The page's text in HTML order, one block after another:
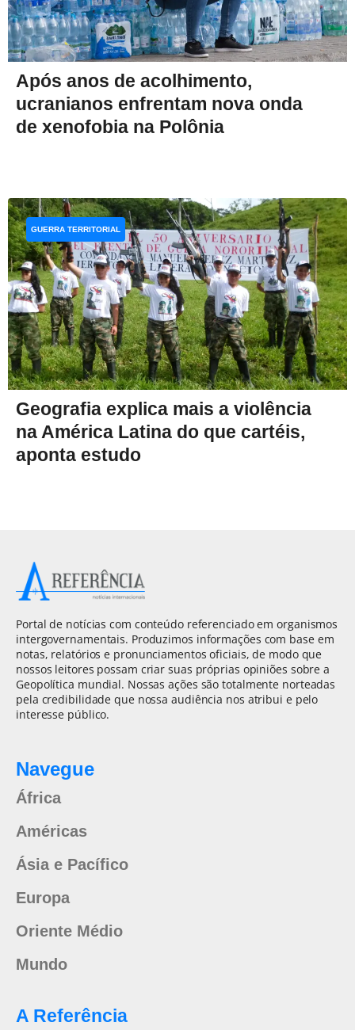
Após anos de acolhimento,
ucranianos enfrentam nova onda
de xenofobia na Polônia
Geografia explica mais a violência
na América Latina do que cartéis,
aponta estudo
GUERRA TERRITORIAL
Portal de notícias com conteúdo referenciado em organismos
intergovernamentais. Produzimos informações com base em
notas, relatórios e pronunciamentos oficiais, de modo que
nossos leitores possam criar suas próprias opiniões sobre a
Geopolítica mundial. Nossas ações são totalmente norteadas
pela credibilidade que nossa audiência nos atribui e pelo
interesse público.
Navegue
África
Américas
Ásia e Pacífico
Europa
Oriente Médio
Mundo
A Referência